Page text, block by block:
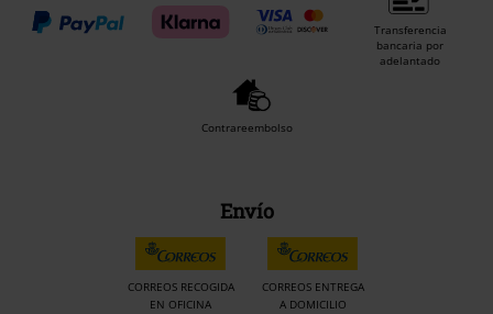
Transferencia
bancaria por
adelantado
Contrareembolso
Envío
CORREOS RECOGIDA
EN OFICINA
CORREOS ENTREGA
A DOMICILIO